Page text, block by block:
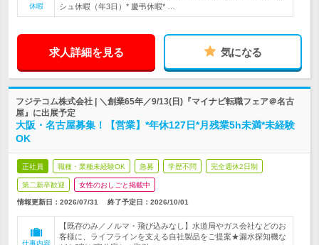
休暇
シュ休暇（年3日）* 慶弔休暇* …
求人詳細を見る 気になる
フジテコム株式会社 | ＼創業65年／9/13(日)『マイナビ転職フェア＠名古
屋』に出展予定
大阪・名古屋募集！【営業】*年休127日*月残業5h未満*未経験
OK
正社員 職種・業種未経験OK 急募 学歴不問 完全週休2日制
第二新卒歓迎 女性のおしごと掲載中
情報更新日：2026/07/31 終了予定日： 2026/10/01
仕事内容
【既存のみ／ノルマ・飛び込みなし】水道局やガス会社などのお
客様に、ライフラインを支える自社製品をご提案★漏水探知機な